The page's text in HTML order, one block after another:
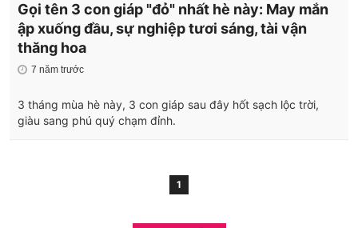
Gọi tên 3 con giáp "đỏ" nhất hè này: May mắn
ập xuống đầu, sự nghiệp tươi sáng, tài vận
thăng hoa
7 năm trước
3 tháng mùa hè này, 3 con giáp sau đây hốt sạch lộc trời,
giàu sang phú quý chạm đỉnh.
1